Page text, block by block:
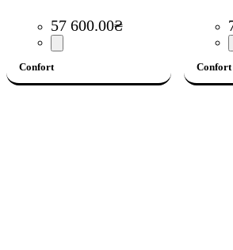
57 600.00₴
Confort Confort